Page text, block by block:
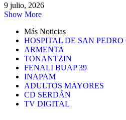
9 julio, 2026
Show More
Más Noticias
HOSPITAL DE SAN
ARMENTA
TONANTZIN
FENALI BUAP 39
INAPAM
ADULTOS MAYORES
CD SERDÁN
TV DIGITAL